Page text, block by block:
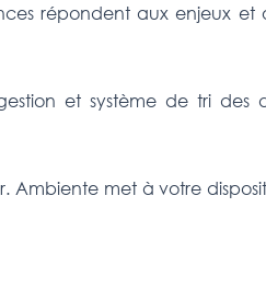
répondent aux enjeux et
et système de tri des
Ambiente met à votre